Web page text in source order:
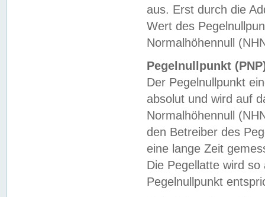
aus. Erst durch die
Wert des
Normalhöhennull
Pegelnullpunkt
Der Pegelnullpunkt
absolut und wird auf
Normalhöhennull
den Betreiber des
eine lange Zeit
Die Pegellatte wird
Pegelnullpunkt